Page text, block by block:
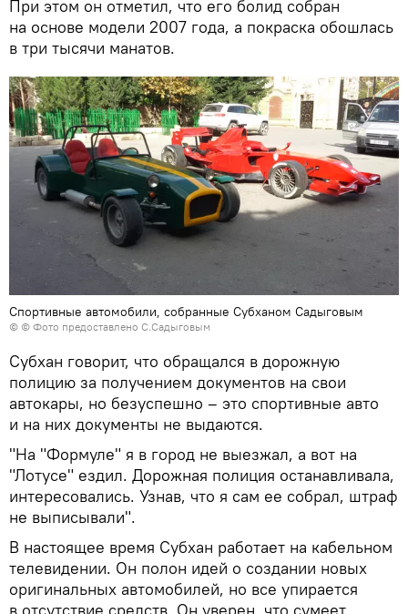
При этом он отметил, что его болид собран
на основе модели 2007 года, а покраска обошлась
в три тысячи манатов.
Спортивные автомобили, собранные Субханом Садыговым
© © Фото предоставлено С.Садыговым
Субхан говорит, что обращался в дорожную
полицию за получением документов на свои
автокары, но безуспешно – это спортивные авто
и на них документы не выдаются.
"На "Формуле" я в город не выезжал, а вот на
"Лотусе" ездил. Дорожная полиция останавливала,
интересовались. Узнав, что я сам ее собрал, штраф
не выписывали".
В настоящее время Субхан работает на кабельном
телевидении. Он полон идей о создании новых
оригинальных автомобилей, но все упирается